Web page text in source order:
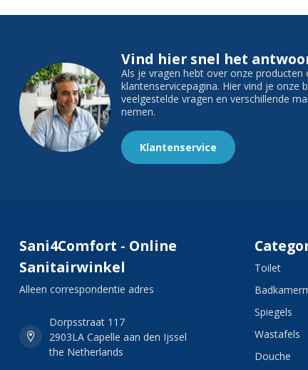
Vind hier snel het
Als je vragen hebt over onze
klantenservicepagina. Hier vind je onze
veelgestelde vragen en verschillende
nemen.
Klantenservice
Sani4Comfort - Online
Sanitairwinkel
Alleen correspondentie adres
Dorpsstraat 117
2903LA Capelle aan den Ijssel
the Netherlands
Toilet
Spiegels
Wastafels
Douche